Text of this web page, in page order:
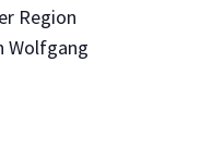
Region
Wolfgang